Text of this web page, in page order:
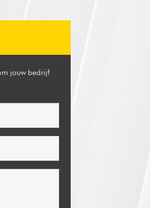
jouw bedrijf